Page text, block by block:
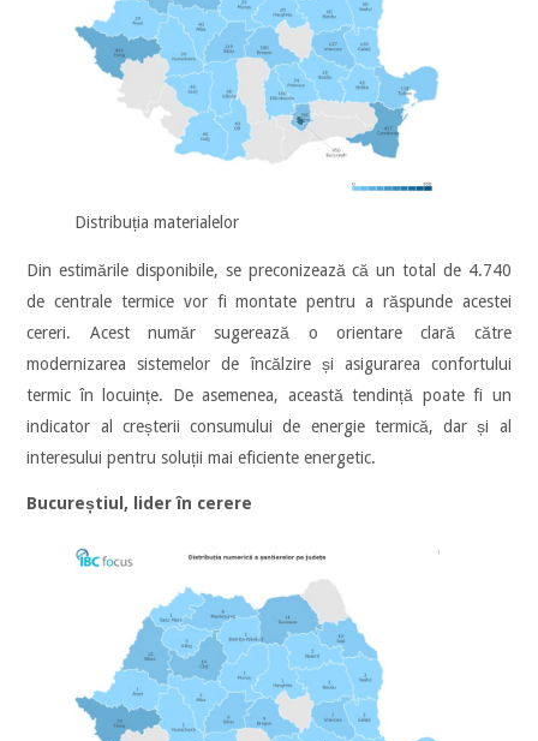
Distribuția materialelor
Din estimările disponibile, se preconizează că un total de 4.740
de centrale termice vor fi montate pentru a răspunde acestei
cereri. Acest număr sugerează o orientare clară către
modernizarea sistemelor de încălzire și asigurarea confortului
termic în locuințe. De asemenea, această tendință poate fi un
indicator al creșterii consumului de energie termică, dar și al
interesului pentru soluții mai eficiente energetic.
Bucureștiul, lider în cerere